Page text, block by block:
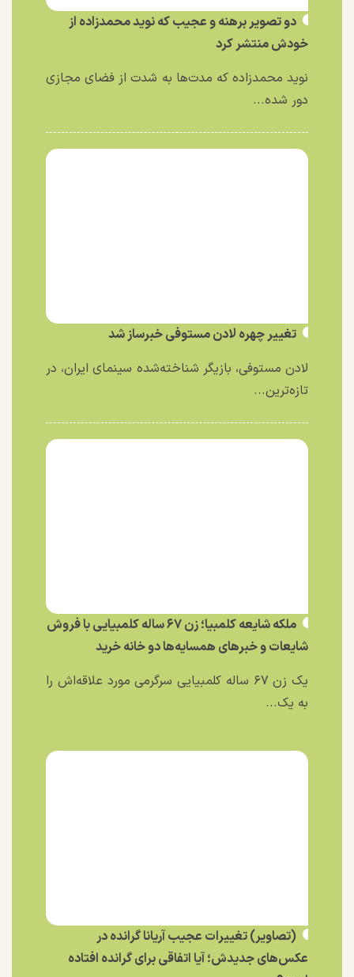
دو تصویر برهنه و عجیب که نوید محمدزاده از
خودش منتشر کرد
نوید محمدزاده که مدت‌ها به شدت از فضای مجازی
دور شده...
تغییر چهره لادن مستوفی خبرساز شد
لادن مستوفی، بازیگر شناخته‌شده سینمای ایران، در
تازه‌ترین...
ملکه شایعه کلمبیا؛ زن ۶۷ ساله کلمبیایی با فروش
شایعات و خبر‌های همسایه‌ها دو خانه خرید
یک زن ۶۷ ساله کلمبیایی سرگرمی مورد علاقه‌اش را
به یک...
(تصاویر) تغییرات عجیب آریانا گرانده در
عکس‌های جدیدش؛ آیا اتفاقی برای گرانده افتاده